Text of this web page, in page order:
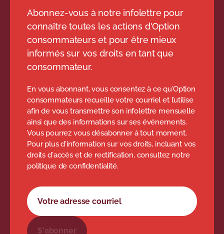
Abonnez-vous à notre infolettre pour
connaître toutes les actions d'Option
consommateurs et pour être mieux
informés sur vos droits en tant que
consommateur.
En vous abonnant, vous consentez à ce qu’Option
consommateurs recueille votre courriel et l’utilise
afin de vous transmettre son infolettre mensuelle
ainsi que des informations sur ses événements.
Vous pourrez vous désabonner à tout moment.
Pour plus d'information sur vos droits, incluant vos
droits d'accès et de rectification, consultez notre
politique de confidentialité.
Formulaire d'abonnement à l'infolettre
Votre adresse courriel
S'abonner